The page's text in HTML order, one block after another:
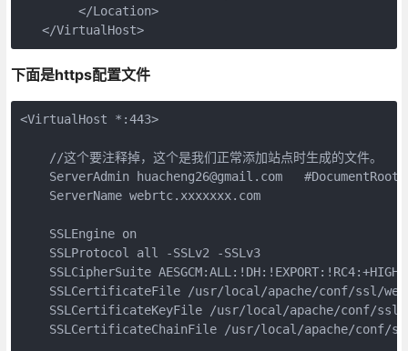
        </Location>
   </VirtualHost>
下面是https配置文件
<VirtualHost *:443>
    //这个要注释掉，这个是我们正常添加站点时生成的文件。
ServerAdmin huacheng26@gmail.com   #DocumentRoot
    ServerName webrtc.xxxxxxx.com
    SSLEngine on
    SSLProtocol all -SSLv2 -SSLv3
SSLCipherSuite
SSLCertificateFile /usr/local/apache/conf/ssl/
SSLCertificateKeyFile /usr/local/apache/conf/
SSLCertificateChainFile /usr/local/apache/conf/